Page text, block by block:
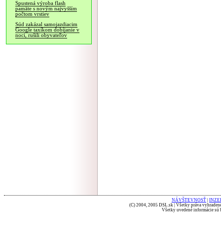
Spustená výroba flash
pamäte s novým najvyšším
počtom vrstiev
Súd zakázal samojazdiacim
Google taxíkom dobíjanie v
noci, rušili obyvateľov
NÁVŠTEVNOSŤ
(C) 2004, 2005 DSL.sk | Všetky práva
Všetky uvedené informácie sú